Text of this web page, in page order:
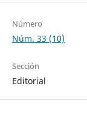
Número
Núm. 33 (10)
Sección
Editorial